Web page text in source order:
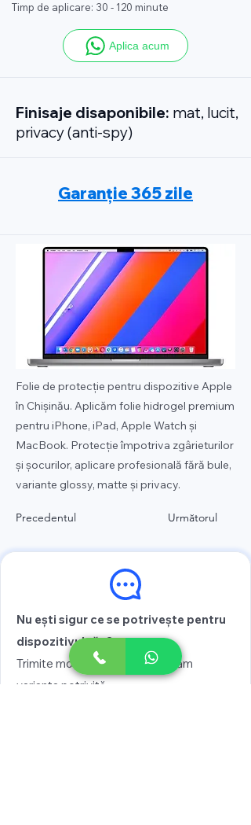
Timp de aplicare: 30 - 120 minute
Aplica acum
Finisaje disaponibile: mat, lucit,
privacy (anti-spy)
Garanție 365 zile
Folie de protecție pentru dispozitive Apple
în Chișinău. Aplicăm folie hidrogel premium
pentru iPhone, iPad, Apple Watch și
MacBook. Protecție împotriva zgârieturilor
și șocurilor, aplicare profesională fără bule,
variante glossy, matte și privacy.
Precedentul Următorul
Nu ești sigur ce se potrivește pentru
dispozitivul tău?
Trimite modelul și îți recomandăm
varianta potrivită